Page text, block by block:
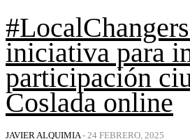
iniciativa para
participación
Coslada online
JAVIER ALQUIMIA - 24 FEBRERO, 2025